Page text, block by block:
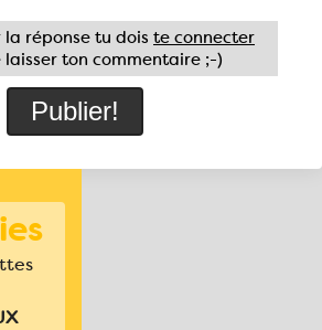
la réponse tu dois te connecter
ton commentaire ;-)